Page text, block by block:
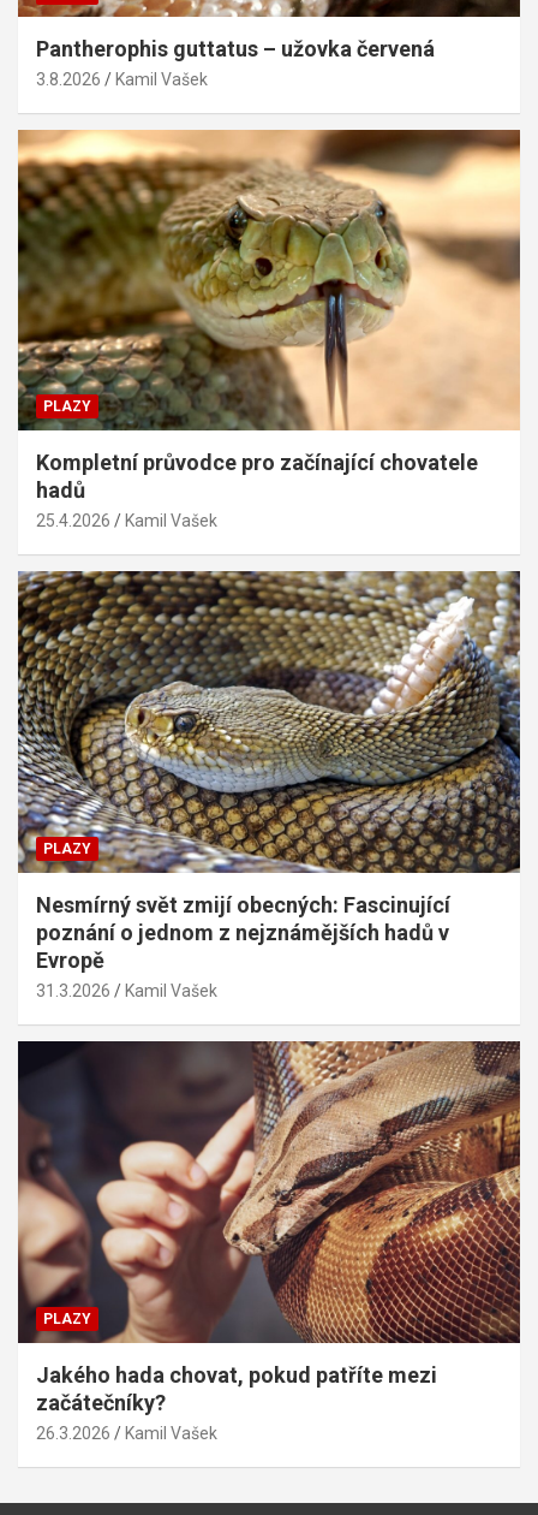
Pantherophis guttatus – užovka červená
3.8.2026 Kamil Vašek
PLAZY
Kompletní průvodce pro začínající chovatele
hadů
25.4.2026 Kamil Vašek
PLAZY
Nesmírný svět zmijí obecných: Fascinující
poznání o jednom z nejznámějších hadů v
Evropě
31.3.2026 Kamil Vašek
PLAZY
Jakého hada chovat, pokud patříte mezi
začátečníky?
26.3.2026 Kamil Vašek